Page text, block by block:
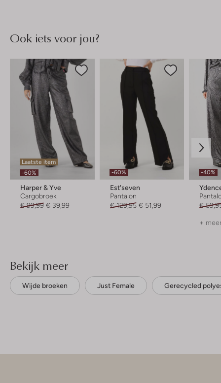
Ook iets voor jou?
Laatste item
-60%
Harper & Yve
Cargobroek
€ 99,99 € 39,99
-60%
Est'seven
Pantalon
€ 129,95 € 51,99
-40%
€
+
Bekijk meer
Wijde broeken Just Female Gerecycled